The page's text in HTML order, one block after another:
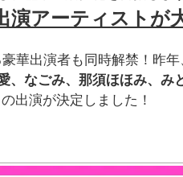
アーティストが
華出演者も同時解禁！昨
、なごみ、那須ほほみ、み
出演が決定しました！